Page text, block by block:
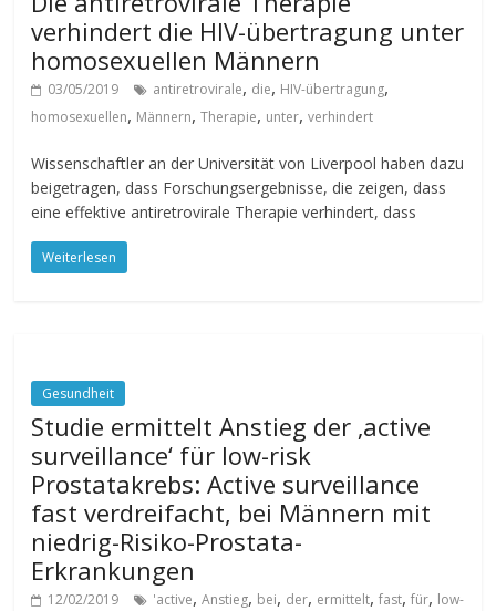
verhindert die HIV-übertragung unter
homosexuellen Männern
03/05/2019 antiretrovirale, die, HIV-übertragung,
homosexuellen, Männern,Therapie, unter,verhindert
Wissenschaftler an der Universität von Liverpool haben dazu
beigetragen, dass Forschungsergebnisse, die zeigen, dass
eine effektive antiretrovirale Therapie verhindert, dass
Weiterlesen
Gesundheit
Studie ermittelt Anstieg der ‚active
surveillance‘ für low-risk
Prostatakrebs: Active surveillance
fast verdreifacht, bei Männern mit
niedrig-Risiko-Prostata-
Erkrankungen
12/02/2019 'active,Anstieg, bei, der, ermittelt,fast,für, low-